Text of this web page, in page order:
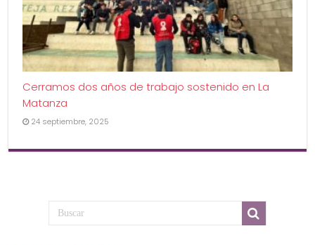
Cerramos dos años de trabajo sostenido en La
Matanza
24 septiembre, 2025